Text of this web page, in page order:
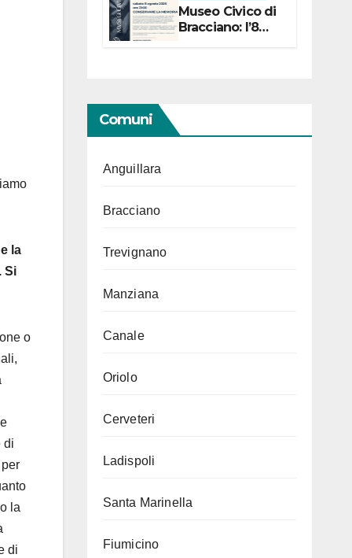
la
Si
o
di
la
di
Museo Civico di
Bracciano: l’8
Comuni
Anguillara
Bracciano
Trevignano
Manziana
Canale
Oriolo
Cerveteri
Ladispoli
Santa Marinella
Fiumicino